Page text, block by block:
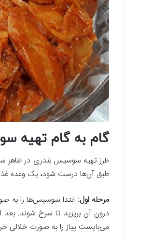
گام به گام تهیه
طرز تهیه سوسیس بندری در ظاهر
طبق آن‌ها درست شود، یک وعده
مرحله اول: ابتدا سوسیس‌ها را به
درون آن بریزید تا سرخ شوند.
می‌بایست پیاز را به صورت خلالی